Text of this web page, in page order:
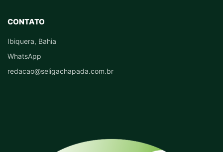
CONTATO
Ibiquera, Bahia
WhatsApp
redacao@seligachapada.com.br